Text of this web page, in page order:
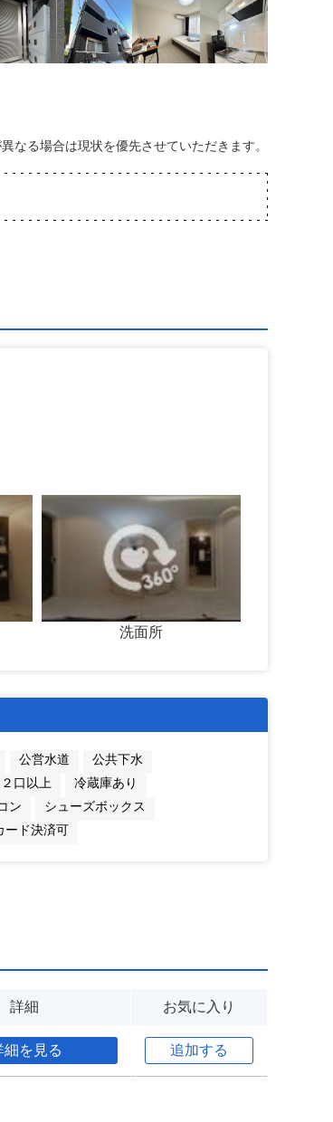
なる場合は現状を優先させていただきます。
洗面所
公営水道
公共下水
口以上
冷蔵庫あり
ン
シューズボックス
ード決済可
詳細 お気に入り
細を見る 追加する